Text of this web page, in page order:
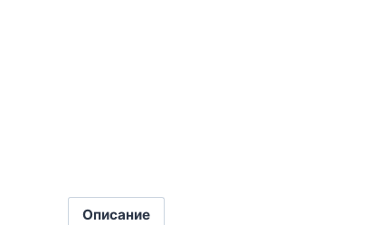
Описание